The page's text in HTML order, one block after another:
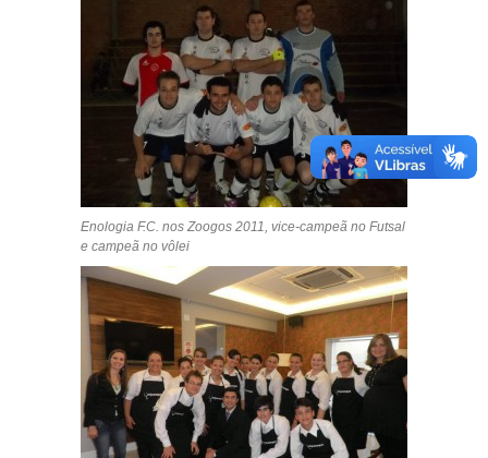
Enologia F.C. nos Zoogos 2011, vice-campeã no Futsal
e campeã no vôlei